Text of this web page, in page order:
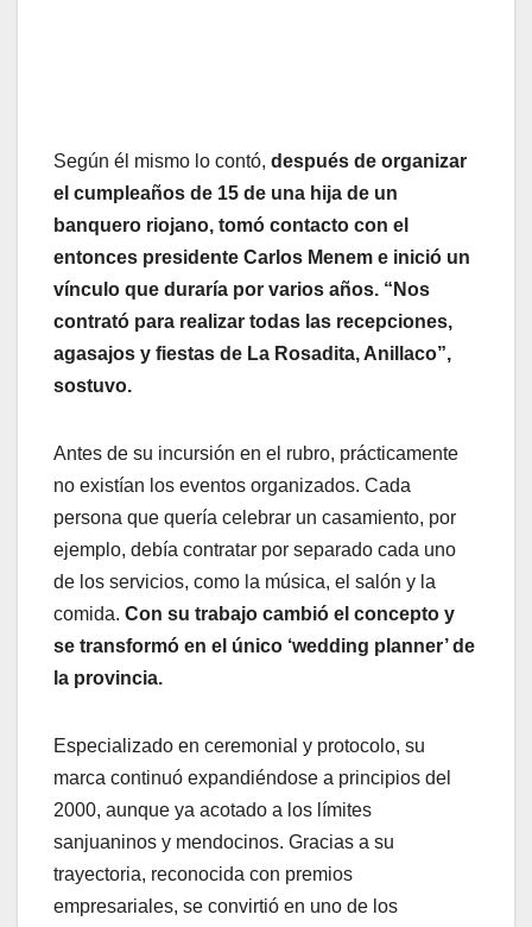
Según él mismo lo contó, después de organizar
el cumpleaños de 15 de una hija de un
banquero riojano, tomó contacto con el
entonces presidente Carlos Menem e inició un
vínculo que duraría por varios años. “Nos
contrató para realizar todas las recepciones,
agasajos y fiestas de La Rosadita, Anillaco”,
sostuvo.
Antes de su incursión en el rubro, prácticamente
no existían los eventos organizados. Cada
persona que quería celebrar un casamiento, por
ejemplo, debía contratar por separado cada uno
de los servicios, como la música, el salón y la
comida. Con su trabajo cambió el concepto y
se transformó en el único ‘wedding planner’ de
la provincia.
Especializado en ceremonial y protocolo, su
marca continuó expandiéndose a principios del
2000, aunque ya acotado a los límites
sanjuaninos y mendocinos. Gracias a su
trayectoria, reconocida con premios
empresariales, se convirtió en uno de los